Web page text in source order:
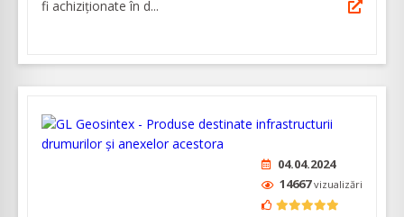
fi achiziţionate în d...
04.04.2024
14667vizualizări